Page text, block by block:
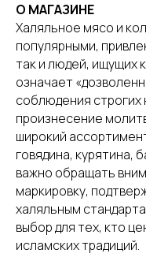
О МАГАЗИНЕ
Халяльное мясо и
популярными,
так и людей, ищущих
означает
соблюдения
произнесение
широкий
говядина, курятина,
важно обращать
маркировку,
халяльным
выбор для тех, кто
исламских традиций.